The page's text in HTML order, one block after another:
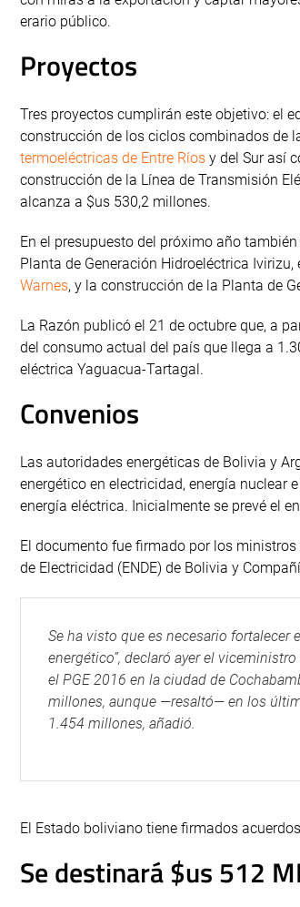
erario público.
Proyectos
Tres proyectos cumplirán este objetivo: el
construcción de los ciclos combinados de
termoeléctricas de Entre Ríos y del Sur así
construcción de la Línea de Transmisión
alcanza a $us 530,2 millones.
En el presupuesto del próximo año
Planta de Generación Hidroeléctrica
Warnes, y la construcción de la Planta de
La Razón publicó el 21 de octubre que, a
del consumo actual del país que llega a
eléctrica Yaguacua-Tartagal.
Convenios
Las autoridades energéticas de Bolivia y
energético en electricidad, energía nuclear
energía eléctrica. Inicialmente se prevé el
El documento fue firmado por los
de Electricidad (ENDE) de Bolivia y
Se ha visto que es necesario
energético”, declaró ayer el
el PGE 2016 en la ciudad de
millones, aunque —resaltó— en los
1.454 millones, añadió.
El Estado boliviano tiene firmados
Se destinará $us 512